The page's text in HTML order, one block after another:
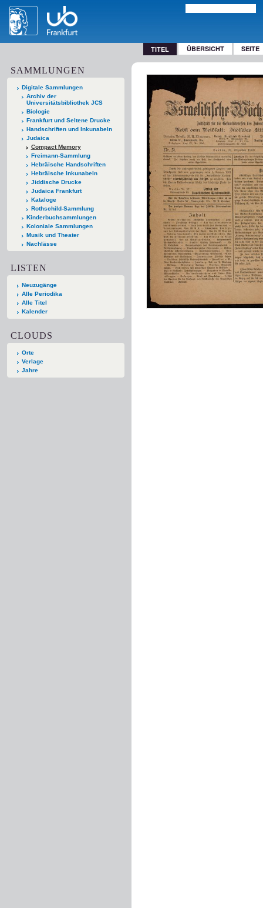
TITEL ÜBERSICHT SEITE
SAMMLUNGEN
Digitale Sammlungen
Archiv der
Universitätsbibliothek JCS
Biologie
Frankfurt und Seltene Drucke
Handschriften und Inkunabeln
Judaica
Compact Memory
Freimann-Sammlung
Hebräische Handschriften
Hebräische Inkunabeln
Jiddische Drucke
Judaica Frankfurt
Kataloge
Rothschild-Sammlung
Kinderbuchsammlungen
Koloniale Sammlungen
Musik und Theater
Nachlässe
LISTEN
Neuzugänge
Alle Periodika
Alle Titel
Kalender
CLOUDS
Orte
Verlage
Jahre